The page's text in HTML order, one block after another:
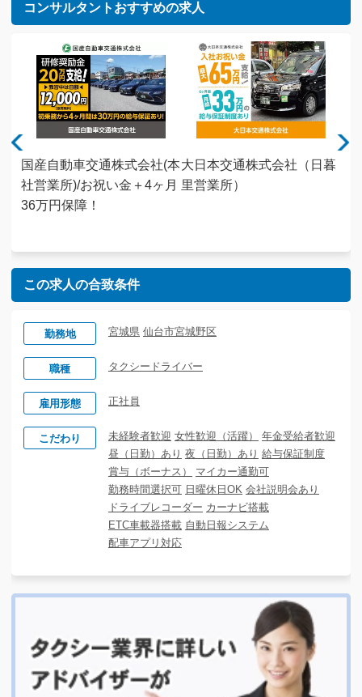
コンサルタントおすすめの求人
国産自動車交通株式会社(本
社営業所)/お祝い金＋4ヶ月
36万円保障！
大日本交通株式会社（日暮
里営業所）
この求人の合致条件
勤務地 宮城県 仙台市宮城野区
職種 タクシードライバー
雇用形態 正社員
こだわり 未経験者歓迎 女性歓迎（活躍）
年金受給者歓迎
昼（日勤）あり 夜（日勤）あり 給与保証制度
賞与（ボーナス）
マイカー通勤可
勤務時間選択可 日曜休日OK 会社説明会あり
ドライブレコーダー カーナビ搭載
ETC車載器搭載 自動日報システム
配車アプリ対応